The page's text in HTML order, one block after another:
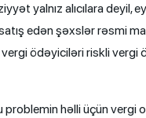
yalnız alıcılara deyil,
edən şəxslər rəsmi
ödəyiciləri riskli
problemin həlli üçün